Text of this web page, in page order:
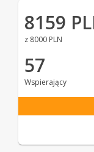
8159
z 8000 PLN
57
Wspierający